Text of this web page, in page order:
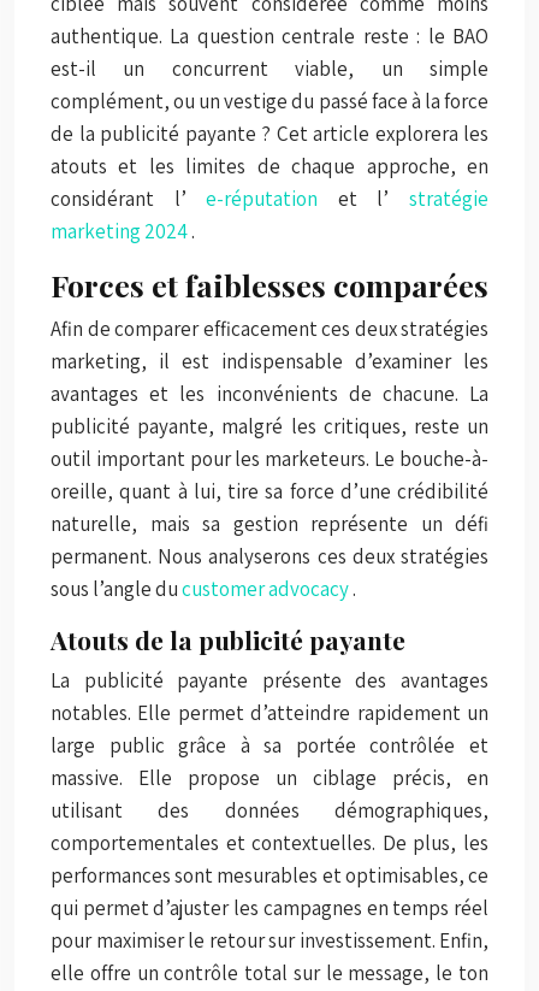
authentique. La question centrale reste : le BAO
est-il un concurrent viable, un simple
complément, ou un vestige du passé face à la force
de la publicité payante ? Cet article explorera les
atouts et les limites de chaque approche, en
considérant l’e-réputation et l’stratégie
marketing 2024.
Forces et faiblesses comparées
Afin de comparer efficacement ces deux stratégies
marketing, il est indispensable d’examiner les
avantages et les inconvénients de chacune. La
publicité payante, malgré les critiques, reste un
outil important pour les marketeurs. Le bouche-à-
oreille, quant à lui, tire sa force d’une crédibilité
naturelle, mais sa gestion représente un défi
permanent. Nous analyserons ces deux stratégies
sous l’angle ducustomer advocacy.
Atouts de la publicité payante
La publicité payante présente des avantages
notables. Elle permet d’atteindre rapidement un
large public grâce à sa portée contrôlée et
massive. Elle propose un ciblage précis, en
utilisant des données démographiques,
comportementales et contextuelles. De plus, les
performances sont mesurables et optimisables, ce
qui permet d’ajuster les campagnes en temps réel
pour maximiser le retour sur investissement. Enfin,
elle offre un contrôle total sur le message, le ton